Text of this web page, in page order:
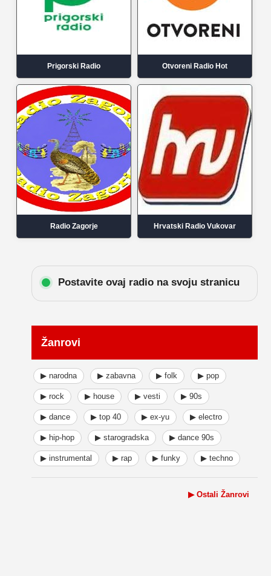
Prigorski Radio Otvoreni Radio Hot
Radio Zagorje Hrvatski Radio Vukovar
Postavite ovaj radio na svoju stranicu
Žanrovi
▶ narodna ▶ zabavna ▶ folk ▶ pop
▶ rock ▶ house ▶ vesti ▶ 90s
▶ dance ▶ top 40 ▶ ex-yu ▶ electro
▶ hip-hop ▶ starogradska ▶ dance 90s
▶ instrumental ▶ rap ▶ funky ▶ techno
▶ Ostali Žanrovi